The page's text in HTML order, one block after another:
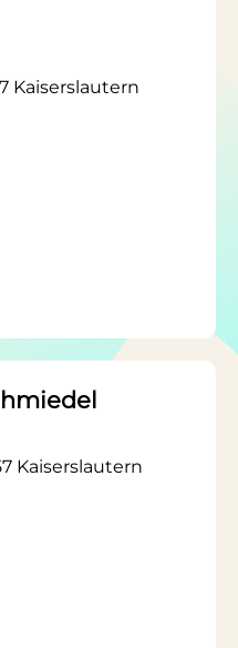
Kaiserslautern
Kaiserslautern